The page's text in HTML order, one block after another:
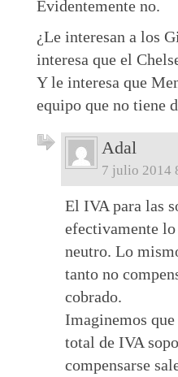
Evidentemente no.
¿Le interesan a los
interesa que el
Y le interesa que
equipo que no tiene
Adal
7 julio 2014
El IVA para las
efectivamente
neutro. Lo
tanto no
cobrado.
Imaginemos
total de IVA
compensarse